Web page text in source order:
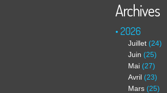
Archives
2026
Juillet (24)
Juin (25)
Mai (27)
Avril (23)
Mars (25)